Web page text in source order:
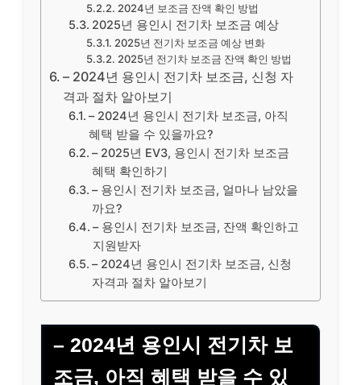
2024년 보조금 잔액 확인 방법
2025년 용인시 전기차 보조금 예상
2025년 전기차 보조금 예상 변화
2025년 전기차 보조금 잔액 확인 방법
– 2024년 용인시 전기차 보조금, 신청 자
격과 절차 알아보기
– 2024년 용인시 전기차 보조금, 아직
혜택 받을 수 있을까요?
– 2025년 EV3, 용인시 전기차 보조금
혜택 확인하기
– 용인시 전기차 보조금, 얼마나 남았을
까요?
– 용인시 전기차 보조금, 잔액 확인하고
지원받자
– 2024년 용인시 전기차 보조금, 신청
자격과 절차 알아보기
– 2024년 용인시 전기차 보
조금, 아직 혜택 받을 수 있